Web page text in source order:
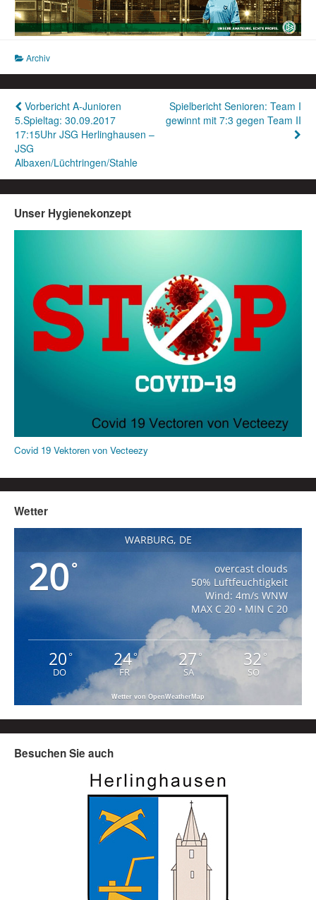
Archiv
Beitragsnavigation
Vorbericht A-Junioren
5.Spieltag: 30.09.2017
17:15Uhr JSG Herlinghausen –
JSG
Albaxen/Lüchtringen/Stahle
Spielbericht Senioren: Team I
gewinnt mit 7:3 gegen Team II
Unser Hygienekonzept
Covid 19 Vektoren von Vecteezy
Wetter
WARBURG, DE
20°
overcast clouds
50% Luftfeuchtigkeit
Wind: 4m/s WNW
MAX C 20 • MIN C 20
20°
DO
24°
FR
27°
SA
32 °
SO
Wetter von OpenWeatherMap
Besuchen Sie auch